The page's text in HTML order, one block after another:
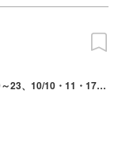
2026/08/14(金) ～ 10/25(日) 開催日は8/14～16、9/19～23、10/10・11・17・18・23・25。最終入園19時30分。※17時頃からライトアップを行うため、ナイトZOOの雰囲気を味わえる。動物の体調管理等の都合上、開催日によって観覧時間が異なる施設あり。開催内容は天候や動物の体調等により変更、中止となる場合あり。